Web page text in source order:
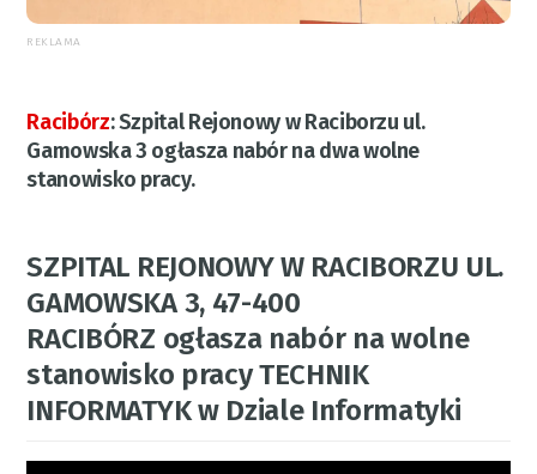
REKLAMA
Racibórz:Szpital Rejonowy w Raciborzu ul.
Gamowska 3 ogłasza nabór na dwa wolne
stanowisko pracy.
SZPITAL REJONOWY W RACIBORZU UL.
GAMOWSKA 3, 47-400
RACIBÓRZ ogłasza nabór na wolne
stanowisko pracy TECHNIK
INFORMATYK w Dziale Informatyki